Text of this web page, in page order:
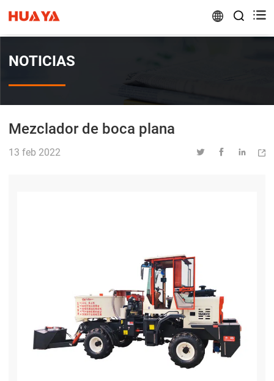
 
NOTICIAS
Mezclador de boca plana
13 feb 2022    